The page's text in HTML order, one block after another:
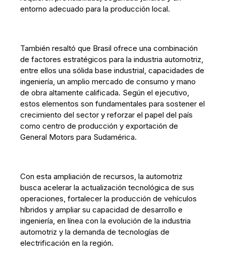
entorno adecuado para la producción local.
También resaltó que Brasil ofrece una combinación
de factores estratégicos para la industria automotriz,
entre ellos una sólida base industrial, capacidades de
ingeniería, un amplio mercado de consumo y mano
de obra altamente calificada. Según el ejecutivo,
estos elementos son fundamentales para sostener el
crecimiento del sector y reforzar el papel del país
como centro de producción y exportación de
General Motors para Sudamérica.
Con esta ampliación de recursos, la automotriz
busca acelerar la actualización tecnológica de sus
operaciones, fortalecer la producción de vehículos
híbridos y ampliar su capacidad de desarrollo e
ingeniería, en línea con la evolución de la industria
automotriz y la demanda de tecnologías de
electrificación en la región.